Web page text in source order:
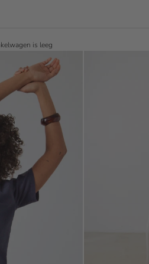
is leeg